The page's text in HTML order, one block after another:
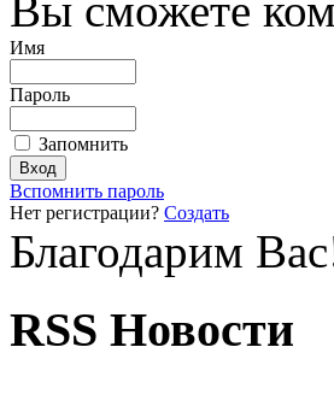
Имя
Пароль
Запомнить
Вспомнить пароль
Нет регистрации? Создать
Благодарим
RSS Новости